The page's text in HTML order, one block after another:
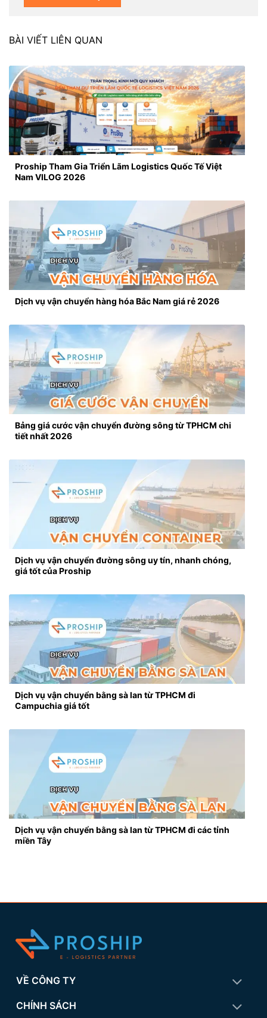
BÀI VIẾT LIÊN QUAN
Proship Tham Gia Triển Lãm Logistics Quốc Tế Việt
Nam VILOG 2026
Dịch vụ vận chuyển hàng hóa Bắc Nam giá rẻ 2026
Bảng giá cước vận chuyển đường sông từ TPHCM chi
tiết nhất 2026
Dịch vụ vận chuyển đường sông uy tín, nhanh chóng,
giá tốt của Proship
Dịch vụ vận chuyển bằng sà lan từ TPHCM đi
Campuchia giá tốt
Dịch vụ vận chuyển bằng sà lan từ TPHCM đi các tỉnh
miền Tây
VỀ CÔNG TY
CHÍNH SÁCH